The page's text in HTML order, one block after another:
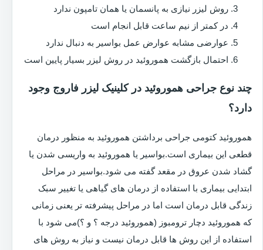
روش لیزر نیازی به پانسمان یا همان تامپون ندارد
در کمتر از نیم ساعت قابل انجام است
عوارضی مشابه عوارض عمل بواسیر به دنبال ندارد
احتمال بازگشت هموروئید در روش لیزر بسیار پایین است
چند نوع جراحی هموروئید در کلینیک لیزر فاروج وجود
دارد؟
هموروئید کتومی جراحی برداشتن هموروئید به منظور درمان
قطعی این بیماری است.بواسیر یا هموروئید به واریسی شدن یا
گشاد شدن عروق در مقعد گفته می شود.بواسیر در مراحل
ابتدایی بیماری با استفاده از درمان های گیاهی یا تغییر سبک
زندگی قابل درمان است اما در مراحل پیشرفته تر یعنی زمانی
که هموروئید دچار ترومبوز (هموروئید درجه ؟ و ؟)می شود با
استفاده از این روش ها قابل درمان نیست و نیاز به روش های